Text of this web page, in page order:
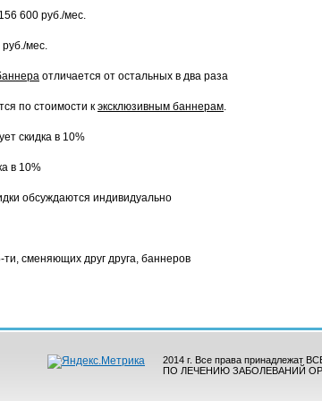
600 руб./мес.
мес.
отличается от остальных в два раза
по стоимости к эксклюзивным баннерам.
скидка в 10%
в 10%
обсуждаются индивидуально
сменяющих друг друга, баннеров
2014 г. Все права
ПО ЛЕЧЕНИЮ ЗАБОЛЕВАНИЙ